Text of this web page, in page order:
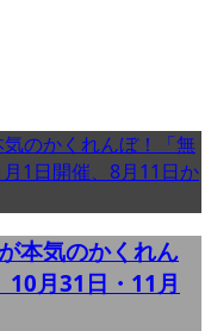
本気のかくれん
10月31日・11月